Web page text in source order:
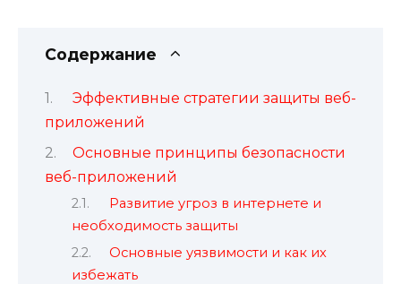
Содержание
Эффективные стратегии защиты веб-
приложений
Основные принципы безопасности
веб-приложений
Развитие угроз в интернете и
необходимость защиты
Основные уязвимости и как их
избежать